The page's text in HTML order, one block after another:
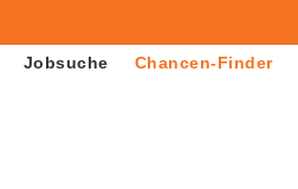
Jobsuche Chancen-Finder